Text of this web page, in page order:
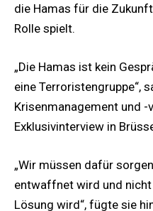
die Hamas für die
Rolle spielt.
„Die Hamas ist kein
eine Terroristengruppe“,
Krisenmanagement und
Exklusivinterview in
„Wir müssen dafür
entwaffnet wird und
Lösung wird“, fügte sie